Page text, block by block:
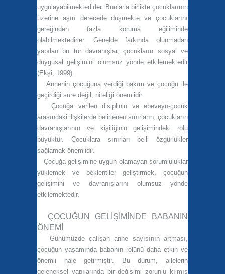
uygulayabilmektedirler. Bunlarla birlikte çocuklarının
üzerine aşırı derecede düşmekte ve çocuklarını
gereğinden fazla koruma eğiliminde
olabilmektedirler. Genelde farkında olunmadan
yapılan bu tür davranışlar, çocukların sosyal ve
duygusal gelişimini olumsuz yönde etkilemektedir
(Ekşi, 1999).
Annenin çocuğuna verdiği bakım ve çocuğu ile
geçirdiği süre değil, niteliği önemlidir.
Çocuğa verilen disiplinin ve ebeveyn-çocuk
arasındaki ilişkilerde belirlenen sınırların, çocukların
davranışlarının ve kişiliğinin gelişimindeki rolü
büyüktür. Çocuklara sınırları belli özgürlükler
sağlamak önemlidir.
Çocuğa gelişimine uygun olamayan sorumluluklar
yüklemek ve beklentiler geliştirmek, çocuğun
gelişimini ve davranışlarını olumsuz yönde
etkilemektedir.
ÇOCUĞUN GELİŞİMİNDE BABANIN
ÖNEMİ
Günümüzde çalışan anne sayısının artması,
çocuğun yaşamında babanın rolünü daha etkin ve
önemli hale getirmiştir. Bu durum, ailelerin
geleneksel yapılarında bir değişimi zorunlu kılmış